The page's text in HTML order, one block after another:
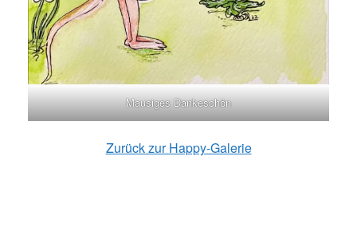
Mausiges Dankeschön
Zurück zur Happy-Galerie